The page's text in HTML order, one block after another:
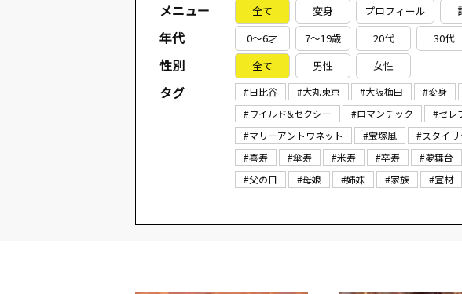
メニュー 全て 変身 プロフィール
年代 0～6才 7～19歳 20代 30代
性別 全て 男性 女性
タグ #日比谷 #大丸東京 #大阪梅田 #変身
#ワイルド&セクシー
#ロマンチック #セレ
#マリーアントワネット
#宝塚風 #スタイリ
#喜寿
#傘寿 #米寿 #卒寿 #夢舞台
#父の日
#母娘 #姉妹 #家族 #宣材